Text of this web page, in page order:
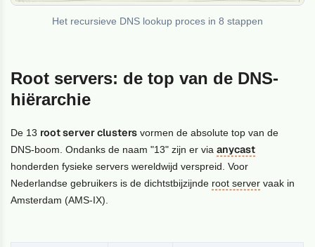
Het recursieve DNS lookup proces in 8 stappen
Root servers: de top van de DNS-
hiërarchie
De 13 root server clusters vormen de absolute top van de
DNS-boom. Ondanks de naam "13" zijn er viaanycast
honderden fysieke servers wereldwijd verspreid. Voor
Nederlandse gebruikers is de dichtstbijzijnde root server vaak in
Amsterdam (AMS-IX).